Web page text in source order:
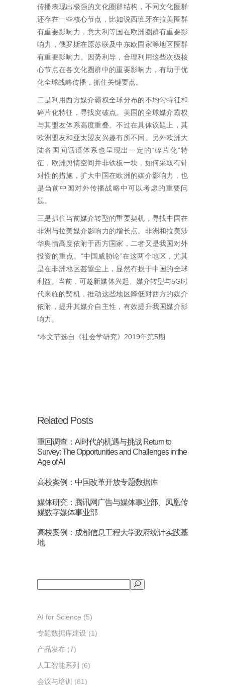
传播表现出极强的文化圈群结构，不同文化圈群
还存在一些核心节点，比如说西班牙在拉美圈群
有重要影响力，意大利等国在欧洲圈群有重要影
响力，俄罗斯在原苏联及中东欧国家等地区圈群
有重要影响力。因势利导，合理利用这些次级核
心节点在各文化圈群中的重要影响力，有助于优
化全球战略传播，抓住关键要点。
二是利用西方媒介霸权全球分布的不均匀特征和
碎片化特征，寻找突破点。美国的全球媒介霸权
与其盟友体系高度重叠。不过在具体议题上，其
欧洲盟友和亚太盟友兴趣有所不同。另外欧洲大
陆各国间话语体系也呈现出一定的“碎片化”特
征，欧洲舆情空间并非铁板一块，如何采取有针
对性的措施，扩大中国在欧洲的媒介影响力，也
是当前中国对外传播战略中可以考虑的重要问
题。
三是抓住当前媒介转型的重要契机，寻找中国在
非洲与拉美媒介影响力的增长点。非洲和拉美涉
华舆情高度依附于西方国家，二者又是我国对外
投资的重点。“中国威胁论”在这两个地区，尤其
是在非洲地区甚嚣尘上，显然有损于中国的全球
利益。当前，可趁新媒体兴起、媒介转型与5G时
代来临的契机，推动这些地区降低对西方的媒介
依附，提升其媒介自主性，有效提升我国媒介影
响力。
*本文节选自《社会学研究》2019年第5期
Related Posts
重回调查：AI时代的机遇与挑战 Return to
Survey: The Opportunities and Challenges in the
Age of AI
高校案例：中国改革开放专题数据库
媒体研究：腾讯网广告与媒体事业部、凤凰传
媒数字媒体事业部
高校案例：成都信息工程大学政府统计实践基
地
AI for Science (5)
专题数据库建设 (1)
产品发布 (7)
人工智能系列 (6)
会议与培训 (81)